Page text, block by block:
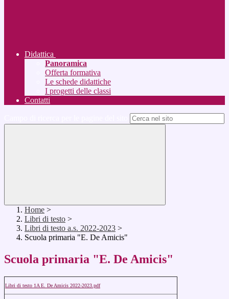
Didattica
Panoramica
Offerta formativa
Le schede didattiche
I progetti delle classi
Contatti
Home >
Libri di testo >
Libri di testo a.s. 2022-2023 >
Scuola primaria "E. De Amicis"
Scuola primaria "E. De Amicis"
Libri di testo 1A E. De Amicis 2022-2023.pdf